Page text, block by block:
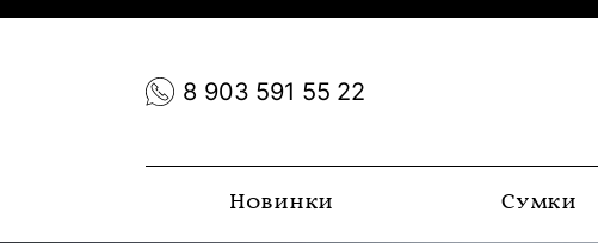
8 903 591 55 22
Новинки Сумки